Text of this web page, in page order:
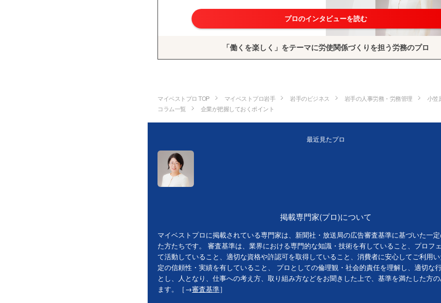
プロのインタビューを読む
「働くを楽しく」をテーマに労使関係づくりを担う労務のプロ
マイベストプロ TOP マイベストプロ岩手 岩手のビジネス 岩手の人事労務・労務管理
小笠
コラム一覧
企業が把握しておくポイント
最近見たプロ
掲載専門家(プロ)について
マイベストプロに掲載されている専門家は、新聞社・放送局の広告審査基準に基づいた一
た方たちです。 審査基準は、業界における専門的な知識・技術を有していること、プロフ
て活動していること、適切な資格や許認可を取得していること、消費者に安心してご利用
定の信頼性・実績を有していること、 プロとしての倫理観・社会的責任を理解し、適切な
とし、人となり、仕事への考え方、取り組み方などをお聞きした上で、基準を満たした方
ます。［→審査基準］